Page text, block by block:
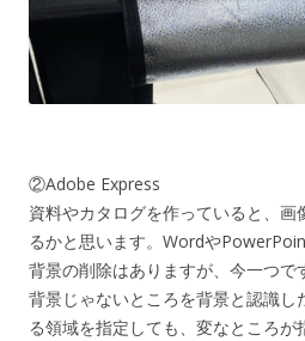
②Adobe Express
資料やカタログを作っていると、画
るかと思います。Wordや
背景の削除はありますが、今一つで
背景じゃないところを背景と認識し
る領域を指定しても、変なところ